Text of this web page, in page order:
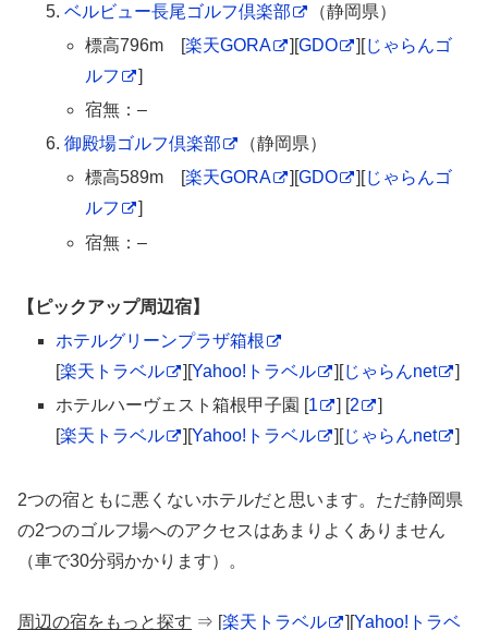
ベルビュー長尾ゴルフ倶楽部
（静岡県）
標高796m [楽天GORA ][GDO ][じゃらんゴ
ルフ
]
宿無：–
御殿場ゴルフ倶楽部
（静岡県）
標高589m [楽天GORA ][GDO
じゃらんゴ
ルフ
宿無：–
【ピックアップ周辺宿】
ホテルグリーンプラザ箱根
[楽天トラベル ][Yahoo!トラベル ][じゃらんnet
]
ホテルハーヴェスト箱根甲子園 [1 ] [2
]
[楽天トラベル ][Yahoo!トラベル ][じゃらんnet ]
2つの宿ともに悪くないホテルだと思います。ただ静岡県
の2つのゴルフ場へのアクセスはあまりよくありません
（車で30分弱かかります）。
周辺の宿をもっと探す ⇒ [楽天トラベル ][Yahoo!トラベ